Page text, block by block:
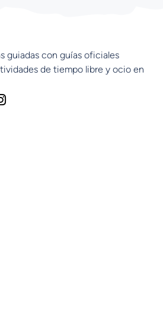
guiadas con guías oficiales
de tiempo libre y ocio en
I
n